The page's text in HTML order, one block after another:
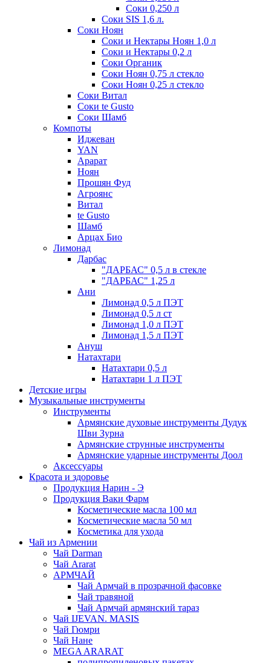
Соки 0,250 л
Соки SIS 1,6 л.
Соки Ноян
Соки и Нектары Ноян 1,0 л
Соки и Нектары 0,2 л
Соки Органик
Соки Ноян 0,75 л стекло
Соки Ноян 0,25 л стекло
Соки Витал
Соки te Gusto
Соки Шамб
Компоты
Иджеван
YAN
Арарат
Ноян
Прошян Фуд
Агроянс
Витал
te Gusto
Шамб
Арцах Био
Лимонад
Дарбас
"ДАРБАС" 0,5 л в стекле
"ДАРБАС" 1,25 л
Ани
Лимонад 0,5 л ПЭТ
Лимонад 0,5 л ст
Лимонад 1,0 л ПЭТ
Лимонад 1,5 л ПЭТ
Ануш
Натахтари
Натахтари 0,5 л
Натахтари 1 л ПЭТ
Детские игры
Музыкальные инструменты
Инструменты
Армянские духовые инструменты Дудук
Шви Зурна
Армянские струнные инструменты
Армянские ударные инструменты Доол
Аксессуары
Красота и здоровье
Продукция Нарин - Э
Продукция Ваки Фарм
Косметические масла 100 мл
Косметические масла 50 мл
Косметика для ухода
Чай из Армении
Чай Darman
Чай Ararat
АРМЧАЙ
Чай Армчай в прозрачной фасовке
Чай травяной
Чай Армчай армянский тараз
Чай IJEVAN. MASIS
Чай Гюмри
Чай Нане
MEGA ARARAT